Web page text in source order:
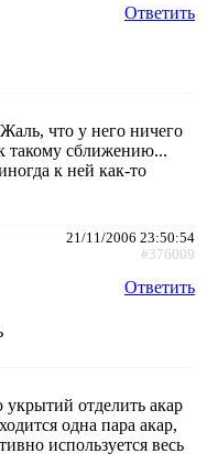
Ответить
что у него ничего
такому сближению...
к ней как-то
21/11/2006 23:50:54
#376009
Ответить
отделить акар
одна пара акар,
используется весь